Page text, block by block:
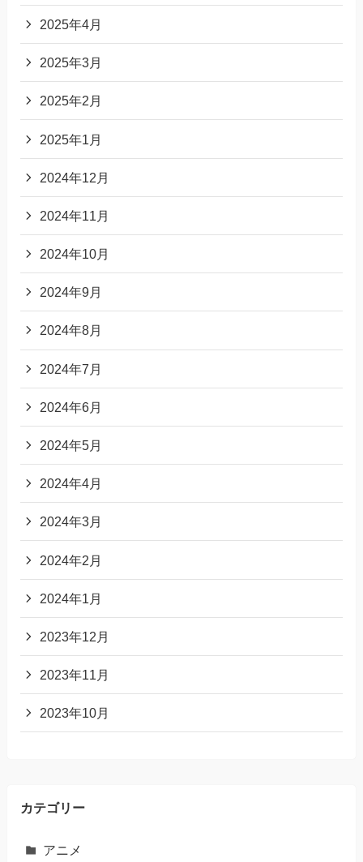
2025年4月
2025年3月
2025年2月
2025年1月
2024年12月
2024年11月
2024年10月
2024年9月
2024年8月
2024年7月
2024年6月
2024年5月
2024年4月
2024年3月
2024年2月
2024年1月
2023年12月
2023年11月
2023年10月
カテゴリー
アニメ